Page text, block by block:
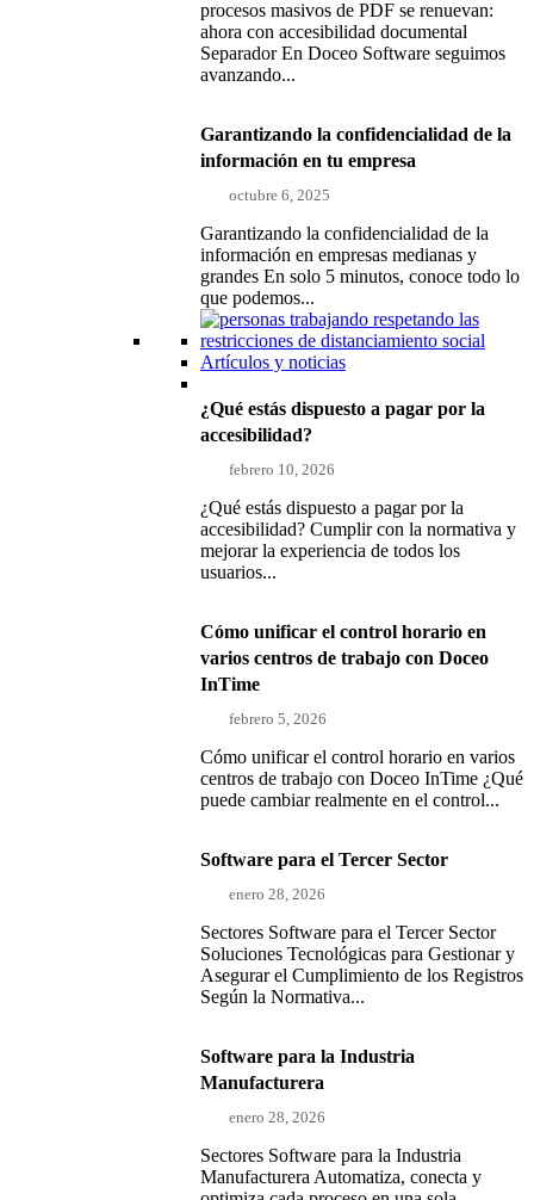
procesos masivos de PDF se renuevan:
ahora con accesibilidad documental
Separador En Doceo Software seguimos
avanzando...
Garantizando la confidencialidad de la
información en tu empresa
octubre 6, 2025
Garantizando la confidencialidad de la
información en empresas medianas y
grandes En solo 5 minutos, conoce todo lo
que podemos...
Artículos y noticias
¿Qué estás dispuesto a pagar por la
accesibilidad?
febrero 10, 2026
¿Qué estás dispuesto a pagar por la
accesibilidad? Cumplir con la normativa y
mejorar la experiencia de todos los
usuarios...
Cómo unificar el control horario en
varios centros de trabajo con Doceo
InTime
febrero 5, 2026
Cómo unificar el control horario en varios
centros de trabajo con Doceo InTime ¿Qué
puede cambiar realmente en el control...
Software para el Tercer Sector
enero 28, 2026
Sectores Software para el Tercer Sector
Soluciones Tecnológicas para Gestionar y
Asegurar el Cumplimiento de los Registros
Según la Normativa...
Software para la Industria
Manufacturera
enero 28, 2026
Sectores Software para la Industria
Manufacturera Automatiza, conecta y